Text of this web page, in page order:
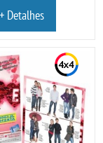
+ Detalhes